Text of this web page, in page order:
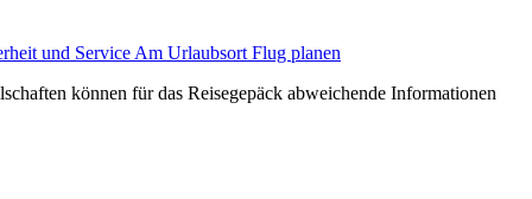
und Service Am Urlaubsort Flug planen
können für das Reisegepäck abweichende Informationen